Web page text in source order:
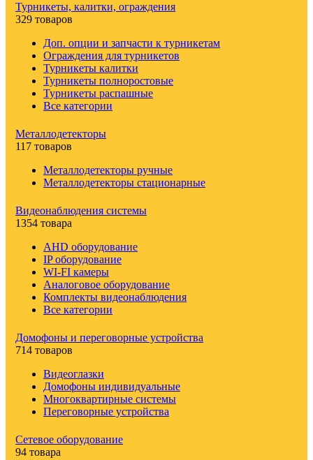
Турникеты, калитки, ограждения
329 товаров
Доп. опции и запчасти к турникетам
Ограждения для турникетов
Турникеты калитки
Турникеты полноростовые
Турникеты распашные
Все категории
Металлодетекторы
117 товаров
Металлодетекторы ручные
Металлодетекторы стационарные
Видеонаблюдения cистемы
1354 товара
AHD оборудование
IP оборудование
WI-FI камеры
Аналоговое оборудование
Комплекты видеонаблюдения
Все категории
Домофоны и переговорные устройства
714 товаров
Видеоглазки
Домофоны индивидуальные
Многоквартирные системы
Переговорные устройства
Сетевое оборудование
94 товара